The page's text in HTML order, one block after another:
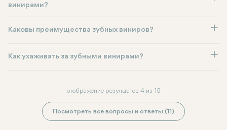
винирами?
Каковы преимущества зубных виниров?
Как ухаживать за зубными винирами?
отображение результатов 4 из 15
Посмотреть все вопросы и ответы (11)